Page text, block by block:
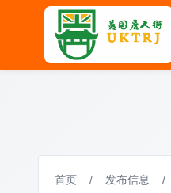
首页 / 发布信息 /